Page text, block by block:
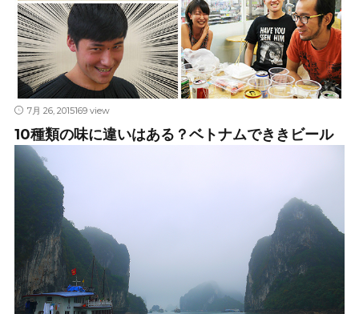
7月 26, 2015169 view
10種類の味に違いはある？ベトナムでききビール